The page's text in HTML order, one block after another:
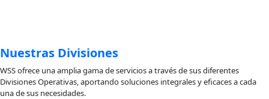
Nuestras Divisiones
WSS ofrece una amplia gama de servicios a través de sus diferentes
Divisiones Operativas, aportando soluciones integrales y eficaces a cada
una de sus necesidades.